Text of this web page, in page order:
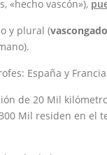
«hecho vascón»),​
y plural (
España y
de 20 Mil
Mil residen en el